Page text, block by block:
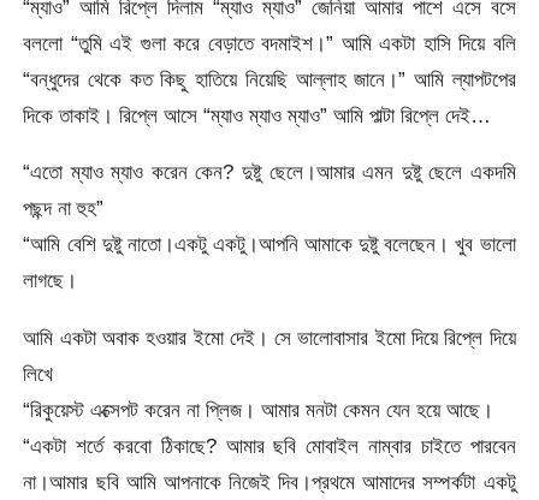
“ম্যাও” আমি রিপ্লে দিলাম “ম্যাও ম্যাও” জেনিয়া আমার পাশে এসে বসে
বললো “তুমি এই গুলা করে বেড়াতে বদমাইশ।” আমি একটা হাসি দিয়ে বলি
“বন্ধুদের থেকে কত কিছু হাতিয়ে নিয়েছি আল্লাহ জানে।” আমি ল্যাপটপের
দিকে তাকাই। রিপ্লে আসে “ম্যাও ম্যাও ম্যাও” আমি পাল্টা রিপ্লে দেই…
“এতো ম্যাও ম্যাও করেন কেন? দুষ্টু ছেলে।আমার এমন দুষ্টু ছেলে একদমি
পছন্দ না হুহ”
“আমি বেশি দুষ্টু নাতো।একটু একটু।আপনি আমাকে দুষ্টু বলেছেন। খুব ভালো
লাগছে।
আমি একটা অবাক হওয়ার ইমো দেই। সে ভালোবাসার ইমো দিয়ে রিপ্লে দিয়ে
লিখে
“রিকুয়েস্ট এক্সেপট করেন না প্লিজ। আমার মনটা কেমন যেন হয়ে আছে।
“একটা শর্তে করবো ঠিকাছে? আমার ছবি মোবাইল নাম্বার চাইতে পারবেন
না।আমার ছবি আমি আপনাকে নিজেই দিব।প্রথমে আমাদের সম্পর্কটা একটু